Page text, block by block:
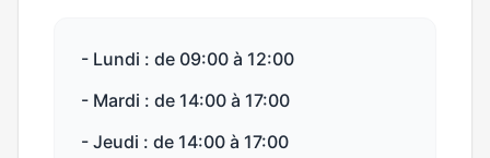
- Lundi : de 09:00 à 12:00
- Mardi : de 14:00 à 17:00
- Jeudi : de 14:00 à 17:00